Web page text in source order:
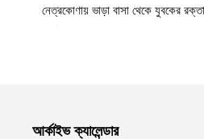
নেত্রকোণায় ভাড়া বাসা থেকে যুবকের
আগস্ট ৭, ২০২৬
শুক্রাণুর অস্তিত্ব মিলেছে, মৃত্যুর আগে
আর্কাইভ ক্যালেন্ডার